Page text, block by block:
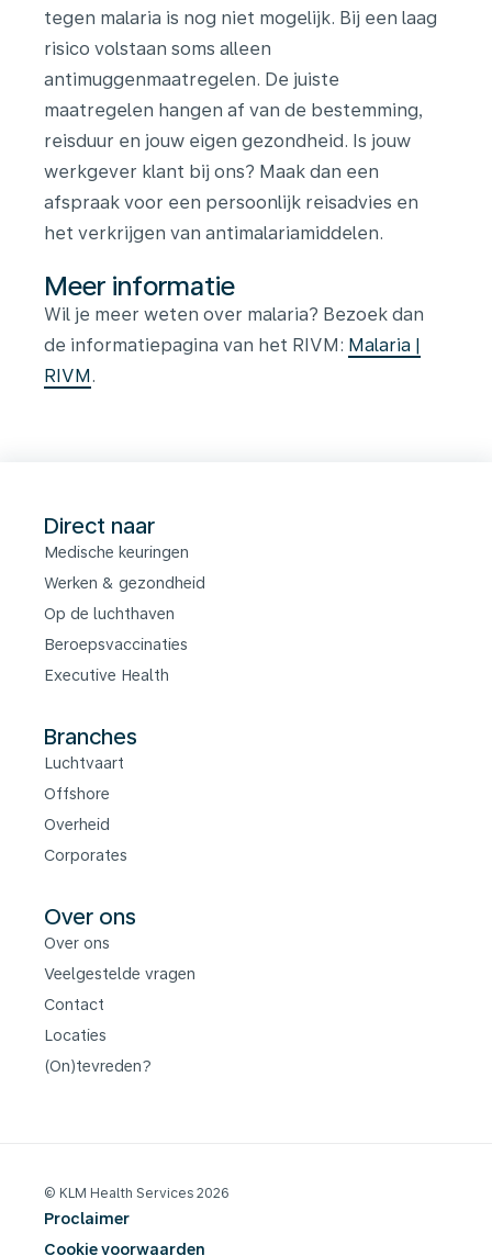
tegen malaria is nog niet mogelijk. Bij een laag
risico volstaan soms alleen
antimuggenmaatregelen. De juiste
maatregelen hangen af van de bestemming,
reisduur en jouw eigen gezondheid. Is jouw
werkgever klant bij ons? Maak dan een
afspraak voor een persoonlijk reisadvies en
het verkrijgen van antimalariamiddelen.
Meer informatie
Wil je meer weten over malaria? Bezoek dan
de informatiepagina van het RIVM: Malaria |
RIVM .
Direct naar
Medische keuringen
Werken & gezondheid
Op de luchthaven
Beroepsvaccinaties
Executive Health
Branches
Luchtvaart
Offshore
Overheid
Corporates
Over ons
Over ons
Veelgestelde vragen
Contact
Locaties
(On)tevreden?
© KLM Health Services 2026
Proclaimer
Cookie voorwaarden